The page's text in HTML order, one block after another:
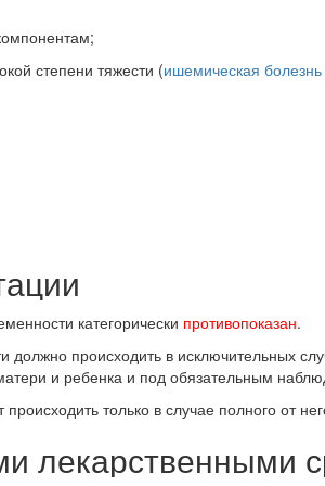
степени тяжести (ишемическая
категорически противопоказан.
происходить в исключительных
и ребенка и под обязательным
только в случае полного от
лекарственными